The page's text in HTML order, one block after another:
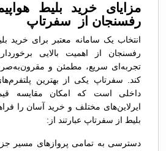
مزایای خرید بلیط
رفسنجان از سفرتاپ
انتخاب یک سامانه معتبر برای خرید
رفسنجان از اهمیت بالایی
تجربه‌ای سریع، مطمئن و
کند. سفرتاپ یکی از بهترین
داخلی است که امکان مقایسه
ایرلاین‌های مختلف و خرید آسان را
بلیط از سفرتاپ عبارتند از:
دسترسی به تمامی پروازهای مسیر